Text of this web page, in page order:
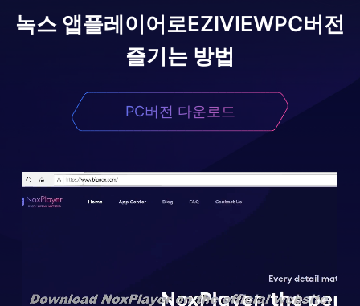
녹스 앱플레이어로EZIVIEWPC버전
즐기는 방법
PC버전 다운로드